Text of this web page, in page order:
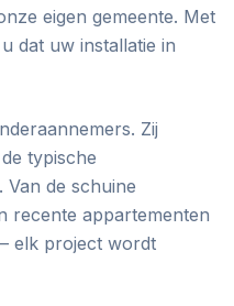
eigen gemeente. Met
dat uw installatie in
Zij
typische
de schuine
recente appartementen
elk project wordt